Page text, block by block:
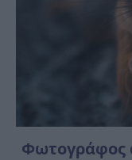
Φωτογράφος